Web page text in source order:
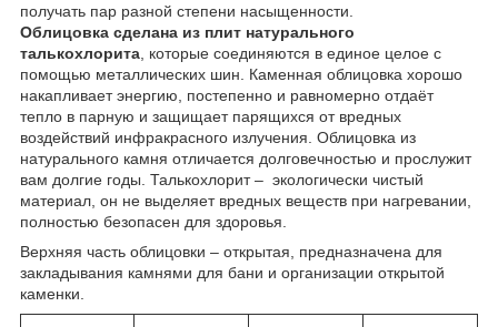
получать пар разной степени насыщенности.
Облицовка сделана из плит натурального
талькохлорита , которые соединяются в единое целое с
помощью металлических шин. Каменная облицовка хорошо
накапливает энергию, постепенно и равномерно отдаёт
тепло в парную и защищает парящихся от вредных
воздействий инфракрасного излучения. Облицовка из
натурального камня отличается долговечностью и прослужит
вам долгие годы. Талькохлорит – экологически чистый
материал, он не выделяет вредных веществ при нагревании,
полностью безопасен для здоровья.
Верхняя часть облицовки – открытая, предназначена для
закладывания камнями для бани и организации открытой
каменки.